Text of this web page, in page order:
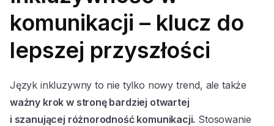
komunikacji – klucz do
lepszej przyszłości
Język inkluzywny to nie tylko nowy trend, ale także
ważny krok w stronę bardziej otwartej
i szanującej różnorodność komunikacji. Stosowanie